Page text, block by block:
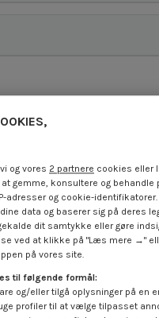
og vores 2 partnere cookies eller
gemme, konsultere og
adresser og cookie-
data og baserer sig på deres
dit samtykke eller gøre
ved at klikke på "Læs mere →"
på vores site.
til følgende formål:
og/eller tilgå oplysninger på en
profiler til at vælge tilpasset